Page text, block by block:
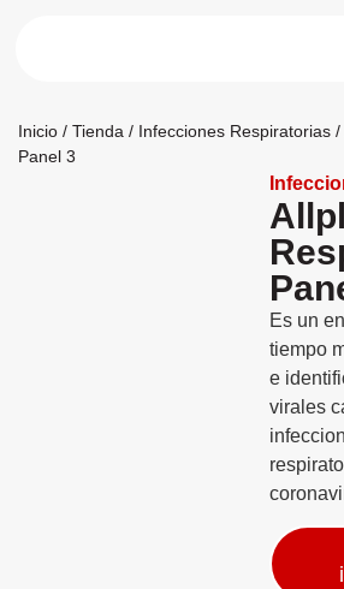
Inicio / Tienda / Infecciones Respiratorias /
Panel 3
Es un
tiempo
e
virales